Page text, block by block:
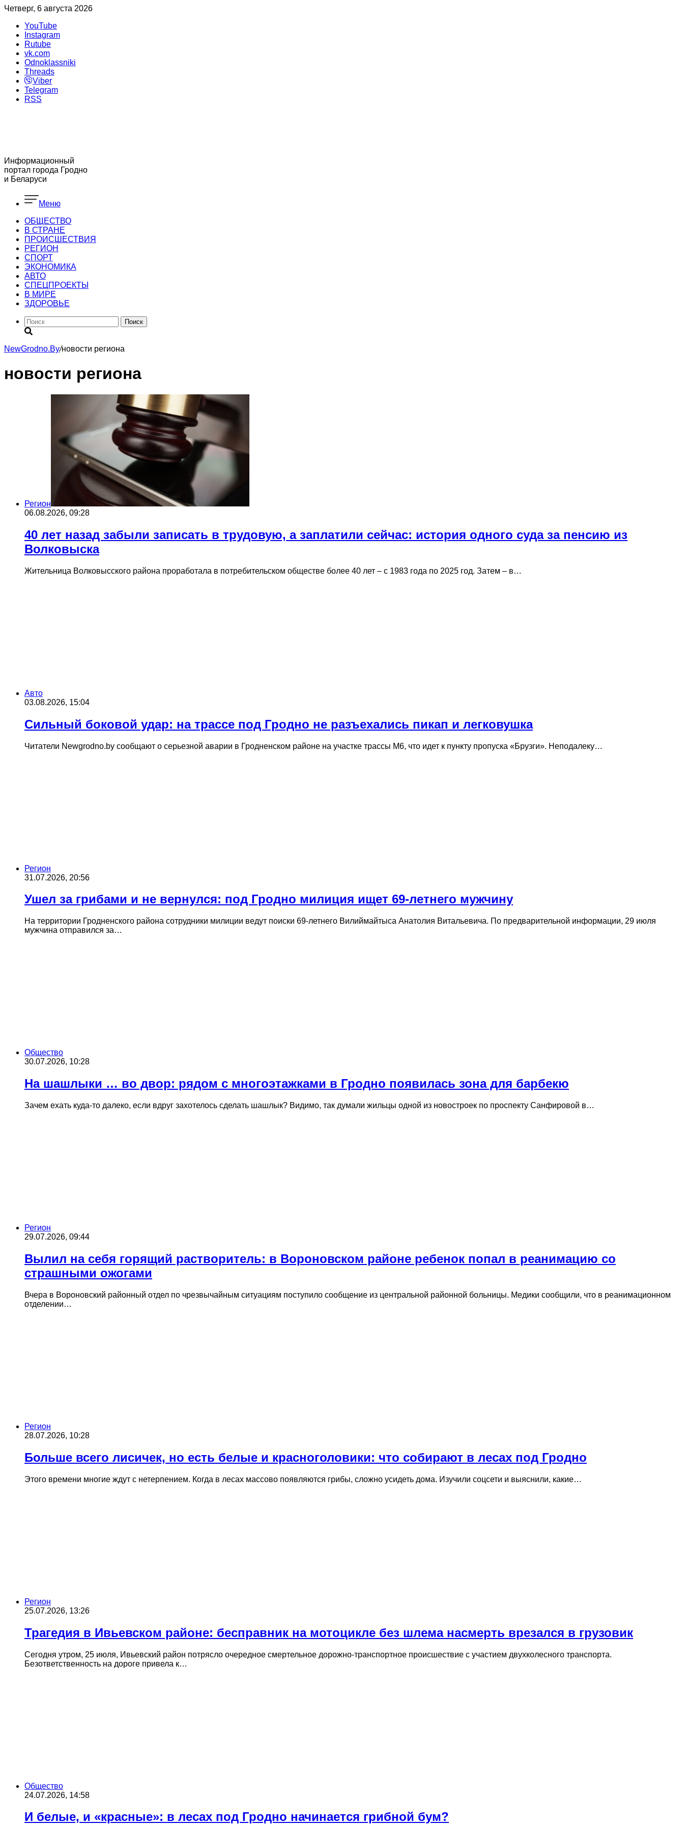
Четверг, 6 августа 2026
YouTube
Instagram
Rutube
vk.com
Odnoklassniki
Threads
Viber
Telegram
RSS
Информационный
портал города Гродно
и Беларуси
Меню
ОБЩЕСТВО
В СТРАНЕ
ПРОИСШЕСТВИЯ
РЕГИОН
CПОРТ
ЭКОНОМИКА
АВТО
СПЕЦПРОЕКТЫ
В МИРЕ
ЗДОРОВЬЕ
Поиск
NewGrodno.By/новости региона
новости региона
Регион
06.08.2026, 09:28
40 лет назад забыли записать в трудовую, а заплатили сейчас: история одного суда за пенсию из
Волковыска
Жительница Волковысского района проработала в потребительском обществе более 40 лет – с 1983 года по 2025 год. Затем – в…
Авто
03.08.2026, 15:04
Сильный боковой удар: на трассе под Гродно не разъехались пикап и легковушка
Читатели Newgrodno.by сообщают о серьезной аварии в Гродненском районе на участке трассы М6, что идет к пункту пропуска «Брузги». Неподалеку…
Регион
31.07.2026, 20:56
Ушел за грибами и не вернулся: под Гродно милиция ищет 69-летнего мужчину
На территории Гродненского района сотрудники милиции ведут поиски 69-летнего Вилиймайтыса Анатолия Витальевича. По предварительной информации, 29 июля
мужчина отправился за…
Общество
30.07.2026, 10:28
На шашлыки … во двор: рядом с многоэтажками в Гродно появилась зона для барбекю
Зачем ехать куда-то далеко, если вдруг захотелось сделать шашлык? Видимо, так думали жильцы одной из новостроек по проспекту Санфировой в…
Регион
29.07.2026, 09:44
Вылил на себя горящий растворитель: в Вороновском районе ребенок попал в реанимацию со
страшными ожогами
Вчера в Вороновский районный отдел по чрезвычайным ситуациям поступило сообщение из центральной районной больницы. Медики сообщили, что в реанимационном
отделении…
Регион
28.07.2026, 10:28
Больше всего лисичек, но есть белые и красноголовики: что собирают в лесах под Гродно
Этого времени многие ждут с нетерпением. Когда в лесах массово появляются грибы, сложно усидеть дома. Изучили соцсети и выяснили, какие…
Регион
25.07.2026, 13:26
Трагедия в Ивьевском районе: бесправник на мотоцикле без шлема насмерть врезался в грузовик
Сегодня утром, 25 июля, Ивьевский район потрясло очередное смертельное дорожно-транспортное происшествие с участием двухколесного транспорта.
Безответственность на дороге привела к…
Общество
24.07.2026, 14:58
И белые, и «красные»: в лесах под Гродно начинается грибной бум?